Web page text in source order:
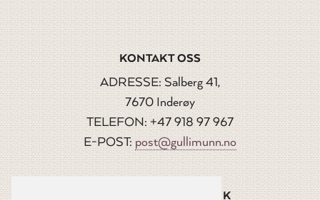
KONTAKT OSS
ADRESSE: Salberg 41,
7670 Inderøy
TELEFON: +47 918 97 967
E-POST:post@gullimunn.no
FØLG OSS PÅ FACEBOOK